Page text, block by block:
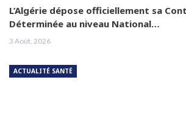
L’Algérie dépose officiellement sa
Déterminée au niveau National…
3 Août, 2026
ACTUALITÉ SANTÉ